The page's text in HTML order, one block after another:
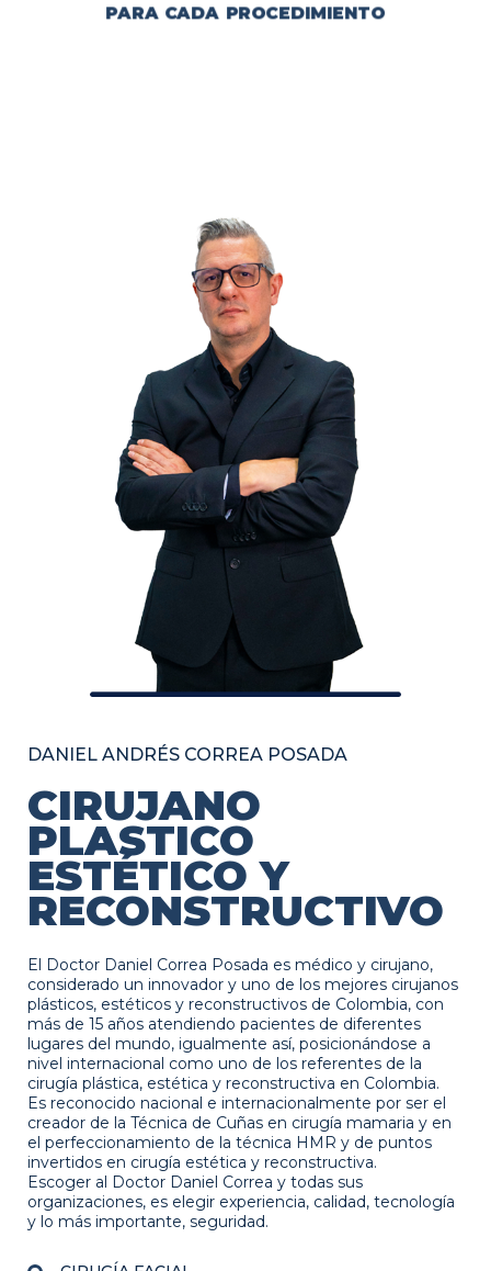
PARA CADA PROCEDIMIENTO
DANIEL ANDRÉS CORREA POSADA
CIRUJANO
PLASTICO
ESTÉTICO Y
RECONSTRUCTIVO
El Doctor Daniel Correa Posada es médico y cirujano,
considerado un innovador y uno de los mejores cirujanos
plásticos, estéticos y reconstructivos de Colombia, con
más de 15 años atendiendo pacientes de diferentes
lugares del mundo, igualmente así, posicionándose a
nivel internacional como uno de los referentes de la
cirugía plástica, estética y reconstructiva en Colombia.
Es reconocido nacional e internacionalmente por ser el
creador de la Técnica de Cuñas en cirugía mamaria y en
el perfeccionamiento de la técnica HMR y de puntos
invertidos en cirugía estética y reconstructiva.
Escoger al Doctor Daniel Correa y todas sus
organizaciones, es elegir experiencia, calidad, tecnología
y lo más importante, seguridad.